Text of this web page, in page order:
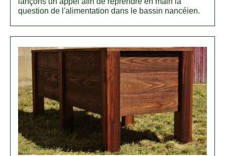
question de l'alimentation dans le bassin nancéien.